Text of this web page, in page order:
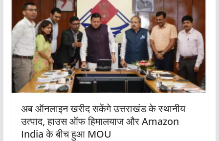
अब ऑनलाइन खरीद सकेंगे उत्तराखंड के स्थानीय
उत्पाद, हाउस ऑफ हिमालयाज और Amazon
India के बीच हुआ MOU